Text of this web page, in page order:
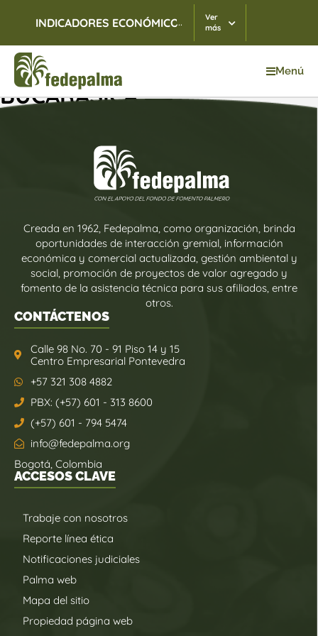
INDICADORES ECONÓMICOS TRM 10/08/2026
...
Ver
más
Menú
BUCARASICA
Creada en 1962, Fedepalma, como organización, brinda
oportunidades de interacción gremial, información
económica y comercial actualizada, gestión ambiental y
social, promoción de proyectos de valor agregado y
fomento de la asistencia técnica para sus afiliados, entre
otros.
CONTÁCTENOS
Calle 98 No. 70 - 91 Piso 14 y 15
Centro Empresarial Pontevedra
+57 321 308 4882
PBX: (+57) 601 - 313 8600
(+57) 601 - 794 5474
info@fedepalma.org
Bogotá, Colombia
ACCESOS CLAVE
Trabaje con nosotros
Reporte línea ética
Notificaciones judiciales
Palma web
Mapa del sitio
Propiedad página web